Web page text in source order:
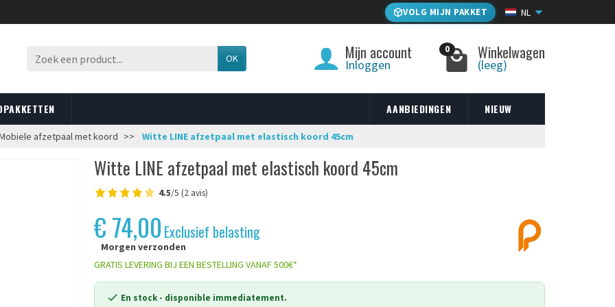
VOLG MIJN PAKKET NL
OK Mijn account
Inloggen
0 Winkelwagen
(leeg)
AANBIEDINGEN NIEUW
afzetpaal met koord Witte LINE afzetpaal met elastisch koord 45cm
Witte LINE afzetpaal met elastisch koord 45cm
4.5/5 (2 avis)
€ 74,00 Exclusief belasting
Morgen verzonden
GRATIS LEVERING BIJ EEN BESTELLING VANAF 500€*
En stock - disponible immediatement.